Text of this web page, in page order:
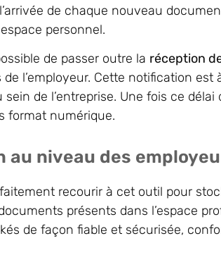
de chaque nouveau
personnel.
de passer outre la réception
de l’employeur. Cette notification
de l’entreprise. Une fois ce
format numérique.
au niveau des
recourir à cet outil pour
présents dans l’espace
de façon fiable et sécurisée,